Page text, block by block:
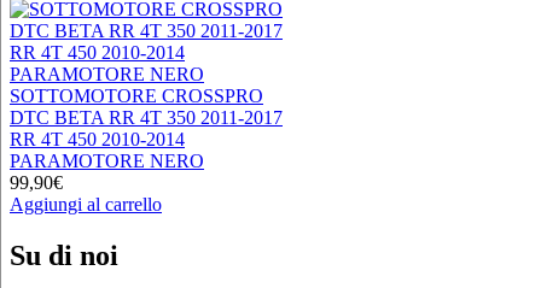
SOTTOMOTORE CROSSPRO
DTC BETA RR 4T 350 2011-2017
RR 4T 450 2010-2014
PARAMOTORE NERO
99,90€
Aggiungi al carrello
Su di noi